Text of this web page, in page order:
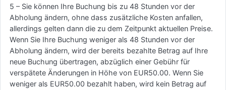
5 – Sie können Ihre Buchung bis zu 48 Stunden vor der
Abholung ändern, ohne dass zusätzliche Kosten anfallen,
allerdings gelten dann die zu dem Zeitpunkt aktuellen Preise.
Wenn Sie Ihre Buchung weniger als 48 Stunden vor der
Abholung ändern, wird der bereits bezahlte Betrag auf Ihre
neue Buchung übertragen, abzüglich einer Gebühr für
verspätete Änderungen in Höhe von EUR50.00. Wenn Sie
weniger als EUR50.00 bezahlt haben, wird kein Betrag auf